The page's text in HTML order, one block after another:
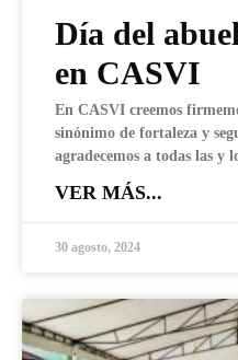
Día del
en CASVI
En CASVI creemos
sinónimo de fortaleza y
agradecemos a todas las y
VER MÁS...
30 agosto, 2024